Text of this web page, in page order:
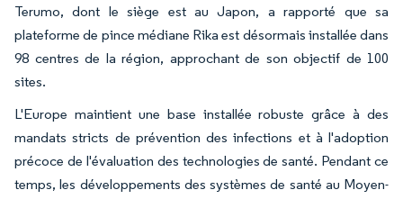
Terumo, dont le siège est au Japon, a rapporté que sa
plateforme de pince médiane Rika est désormais installée dans
98 centres de la région, approchant de son objectif de 100
sites.
L'Europe maintient une base installée robuste grâce à des
mandats stricts de prévention des infections et à l'adoption
précoce de l'évaluation des technologies de santé. Pendant ce
temps, les développements des systèmes de santé au Moyen-